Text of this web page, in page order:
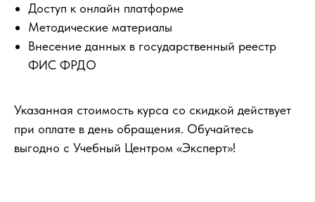
Доступ к онлайн платформе
Методические материалы
Внесение данных в государственный реестр
ФИС ФРДО
Указанная стоимость курса со скидкой действует
при оплате в день обращения. Обучайтесь
выгодно с Учебный Центром «Эксперт»!